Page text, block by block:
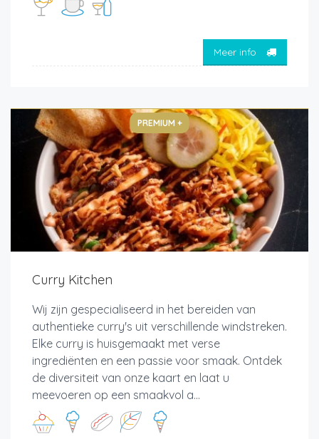
Meer info
PREMIUM +
Curry Kitchen
Wij zijn gespecialiseerd in het bereiden van
authentieke curry's uit verschillende windstreken.
Elke curry is huisgemaakt met verse
ingrediënten en een passie voor smaak. Ontdek
de diversiteit van onze kaart en laat u
meevoeren op een smaakvol a...